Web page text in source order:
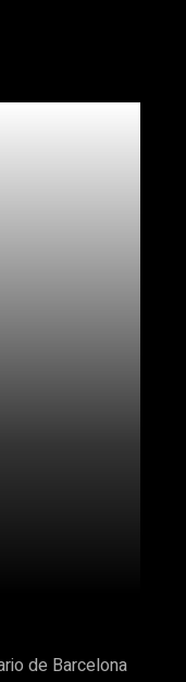
de Barcelona